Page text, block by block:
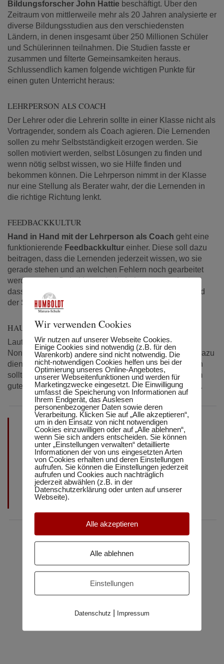
Bildungsforscher John Hattie beschäftigt. Über den
Zeitraum von mittlerweile mehr als 20 Jahren analysierte er
diverse Bildungsstudien aus den verschiedensten
Ländern, in denen insgesamt über 250 Millionen Schüler
und Schülerinnen teilnahmen. Die Studien fasste er
zusammen und filterte Gemeinsamkeiten heraus.
Schlussendlich kamen folgende wichtigen Punkte für
einen guten Unterricht heraus:
LEHRPERSON ALS COACH
Der Lehrer oder die Lehrerin sollte in einer Klasse nicht als
Vortragender, sondern als Coach agieren. Die Lernenden
sollen zu mehr Selbstständigkeit erzogen werden. Sie
sollen motiviert werden, selbst Lösungen zu finden und
wenn nötig selbst wissen, wo sie Hilfe finden und
bekommen können. Die Lehrperson nimmt in der Klasse
nur eine Stellung als Berater wahr, der die Lernenden in
die richtige Richtung lenkt.
FEEDBACKKULTUR
Hand in Hand mit der Lehrperson als Coach geht eine
funktionierende Feedbackkultur einher. Diese soll dazu
beitragen, dass die Lernenden jederzeit wissen, wo sie
gerade stehen und an welchen Fehlern noch gearbeitet
werden muss. Dabei ist auch die Lehrperson gefordert,
dass sie gute Aufzeichnungen über den aktuellen Stand
der Schüler und Schülerinnen führt.
HAUSÜBUNGEN
Laut John Hattie sind Hausaufgaben nicht das
Nonplusultra in der Schule. Sie sollten hauptsächlich dazu
dienen bereits erlernten Stoff zu festigen. Grundsätzlich
sollte aber in der Stunde wiederholt werden, damit dem
guten und umgehenden Feedback nichts im Weg steht.
Man kann also erkennen, dass die Klassengröße, der
Einsatz der neuesten Medien oder die Abläufe in der
Schule sich gar nicht so stark auswirken, wie von
vielen Leuten kolportiert wird. Ebenfalls ist es für
John Hattie nachweislich die Lehrerpersönlichkeit und
deren Fachwissen, wenn es um wirkliche Qualität im
Unterricht geht!
Wir verwenden Cookies
Wir nutzen auf unserer Webseite Cookies.
Einige Cookies sind notwendig (z.B. für den
Warenkorb) andere sind nicht notwendig. Die
nicht-notwendigen Cookies helfen uns bei der
Optimierung unseres Online-Angebotes,
unserer Webseitenfunktionen und werden für
Marketingzwecke eingesetzt. Die Einwilligung
umfasst die Speicherung von Informationen auf
Ihrem Endgerät, das Auslesen
personenbezogener Daten sowie deren
Verarbeitung. Klicken Sie auf „Alle akzeptieren“,
um in den Einsatz von nicht notwendigen
Cookies einzuwilligen oder auf „Alle ablehnen“,
wenn Sie sich anders entscheiden. Sie können
unter „Einstellungen verwalten“ detaillierte
Informationen der von uns eingesetzten Arten
von Cookies erhalten und deren Einstellungen
aufrufen. Sie können die Einstellungen jederzeit
aufrufen und Cookies auch nachträglich
jederzeit abwählen (z.B. in der
Datenschutzerklärung oder unten auf unserer
Webseite).
Alle akzeptieren
Alle ablehnen
Einstellungen
Datenschutz Impressum